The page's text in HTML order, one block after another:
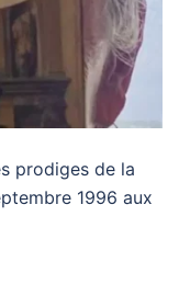
prodiges de la
1996 aux